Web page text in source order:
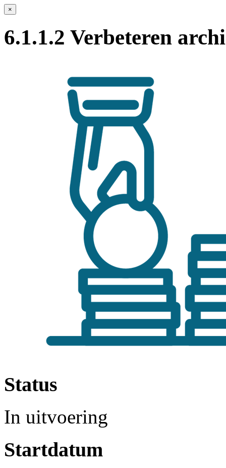
×
6.1.1.2 Verbeteren
Status
In uitvoering
Startdatum